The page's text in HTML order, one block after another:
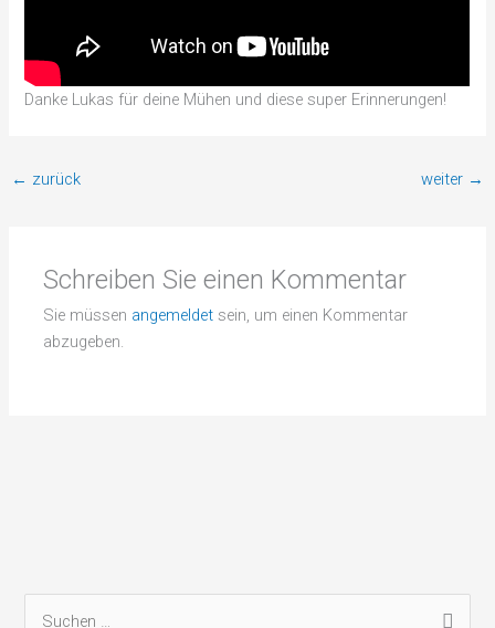
Danke Lukas für deine Mühen und diese super Erinnerungen!
← zurück weiter →
Schreiben Sie einen Kommentar
Sie müssen angemeldet sein, um einen Kommentar
abzugeben.